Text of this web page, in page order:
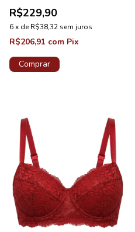
Valência
R$229,90
6x deR$38,32 sem juros
R$206,91 com Pix
Comprar